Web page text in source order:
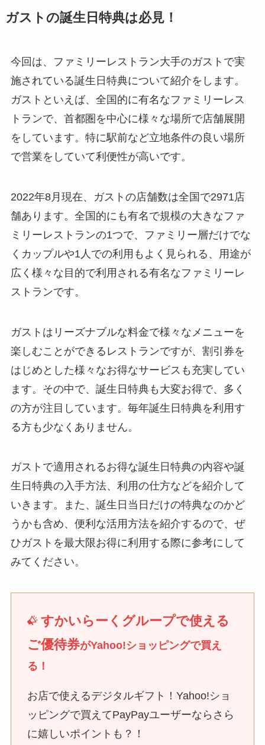
ガストの誕生日特典は必見！
今回は、ファミリーレストラン大手のガストで実
施されている誕生日特典について紹介をします。
ガストといえば、全国的に有名なファミリーレス
トランで、首都圏を中心に様々な場所で店舗展開
をしています。特に駅前など立地条件の良い場所
で営業をしていて利便性が高いです。
2022年8月現在、ガストの店舗数は全国で2971店
舗あります。全国的にも有名で規模の大きなファ
ミリーレストランの1つで、ファミリー層だけでな
くカップルや1人での利用もよく見られる、用途が
広く様々な目的で利用される有名なファミリーレ
ストランです。
ガストはリーズナブルな料金で様々なメニューを
楽しむことができるレストランですが、割引券を
はじめとした様々なお得なサービスも充実してい
ます。その中で、誕生日特典も大変お得で、多く
の方が注目しています。毎年誕生日特典を利用す
る方も少なくありません。
ガストで適用されるお得な誕生日特典の内容や誕
生日特典の入手方法、利用の仕方などを紹介して
いきます。また、誕生日当日だけの特典なのかど
うかも含め、便利な活用方法を紹介するので、ぜ
ひガストを最大限お得に利用する際に参考にして
みてください。
すかいらーくグループで使える
ご優待券がYahoo!ショッピングで買え
る！
お店で使えるデジタルギフト！Yahoo!ショ
ッピングで買えてPayPayユーザーならさら
に嬉しいポイントも？！